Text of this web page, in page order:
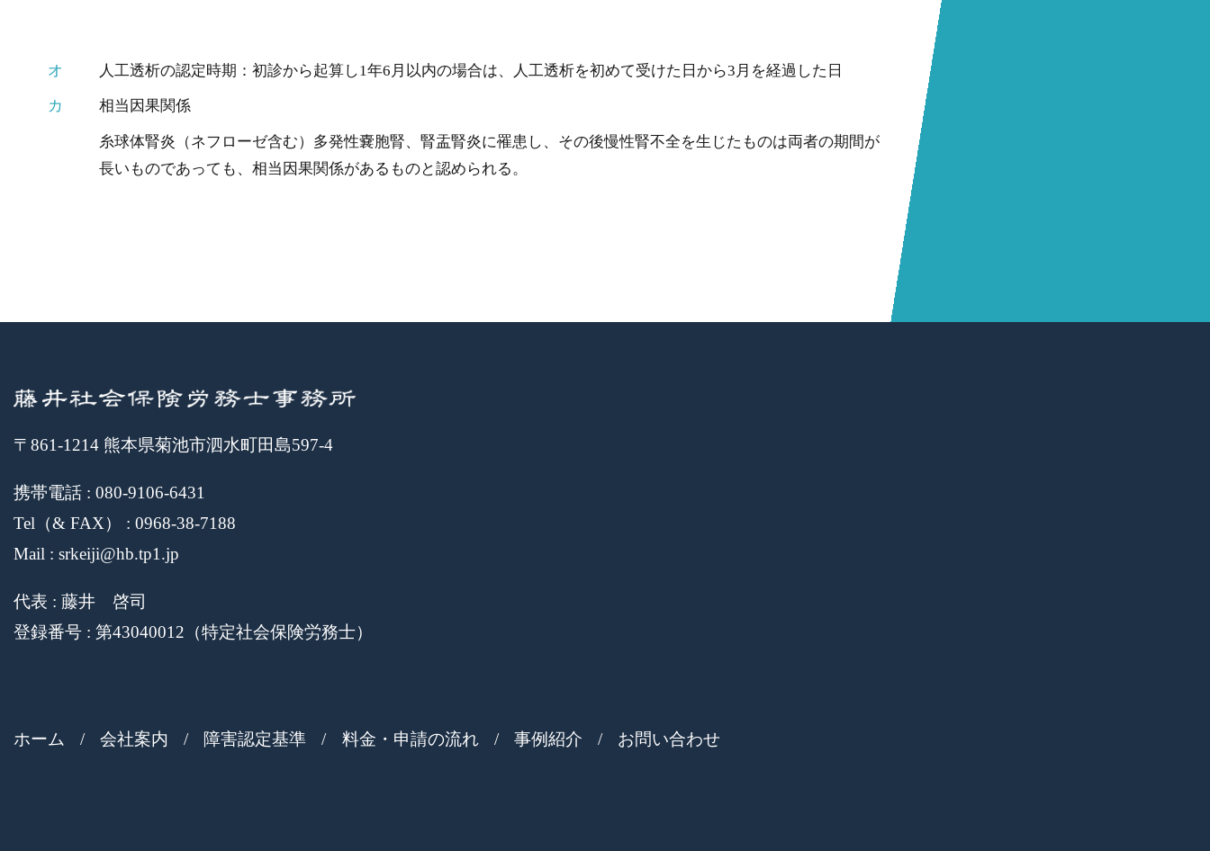
オ 人工透析の認定時期：初診から起算し1年6月以内の場合は、人工透析を初めて受けた日から3月を経過した日
カ 相当因果関係
糸球体腎炎（ネフローゼ含む）多発性嚢胞腎、腎盂腎炎に罹患し、その後慢性腎不全を生じたものは両者の期間が
長いものであっても、相当因果関係があるものと認められる。
〒861-1214 熊本県菊池市泗水町田島597-4
携帯電話 : 080-9106-6431
Tel（& FAX） : 0968-38-7188
Mail : srkeiji@hb.tp1.jp
代表 : 藤井 啓司
登録番号 : 第43040012（特定社会保険労務士）
ホーム 会社案内 障害認定基準 料金・申請の流れ 事例紹介 お問い合わせ